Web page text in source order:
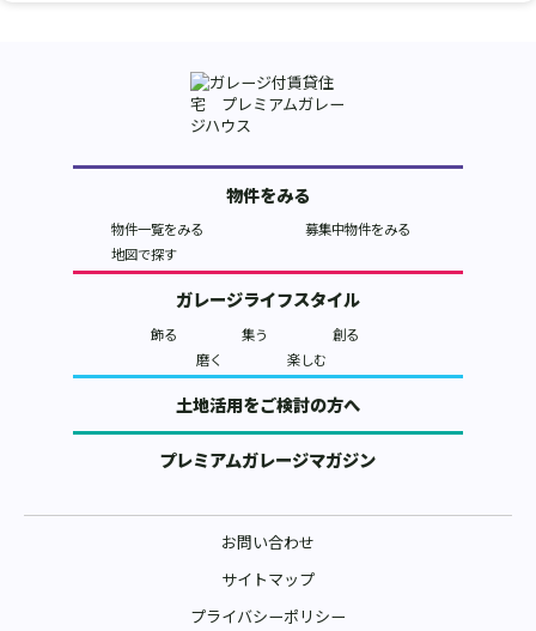
物件をみる
物件一覧をみる
募集中物件をみる
地図で探す
ガレージライフスタイル
飾る 集う
創る
磨く
楽しむ
土地活用をご検討の方へ
プレミアムガレージマガジン
お問い合わせ
サイトマップ
プライバシーポリシー